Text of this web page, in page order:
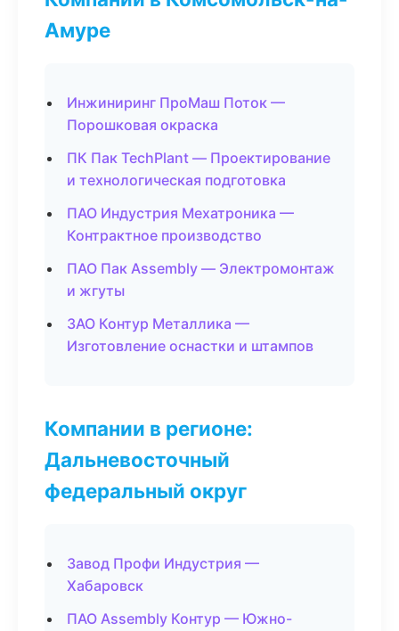
Амуре
Инжиниринг ПроМаш Поток —
Порошковая окраска
ПК Пак TechPlant — Проектирование
и технологическая подготовка
ПАО Индустрия Мехатроника —
Контрактное производство
ПАО Пак Assembly — Электромонтаж
и жгуты
ЗАО Контур Металлика —
Изготовление оснастки и штампов
Компании в регионе:
Дальневосточный
федеральный округ
Завод Профи Индустрия —
Хабаровск
ПАО Assembly Контур — Южно-